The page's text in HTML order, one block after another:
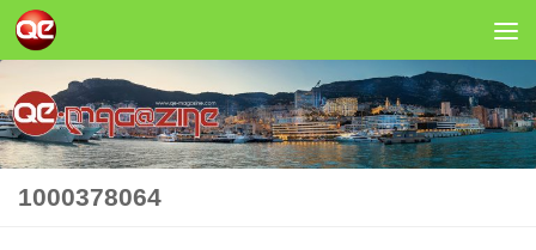
Salta al contenuto
1000378064